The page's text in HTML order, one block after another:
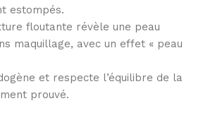
estompés.
floutante révèle une peau
maquillage, avec un effet « peau
et respecte l’équilibre de la
prouvé.